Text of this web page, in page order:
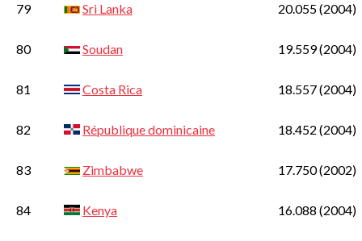
79 Sri Lanka 20.055(2004)
80 Soudan 19.559(2004)
81 Costa Rica 18.557(2004)
82 République dominicaine 18.452 (2004)
83 Zimbabwe 17.750(2002)
84 Kenya 16.088 (2004)